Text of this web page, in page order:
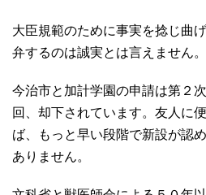
大臣規範のために事実を捻じ曲
弁するのは誠実とは言えません。
今治市と加計学園の申請は第２
回、却下されています。友人に
ば、もっと早い段階で新設が認
ありません。